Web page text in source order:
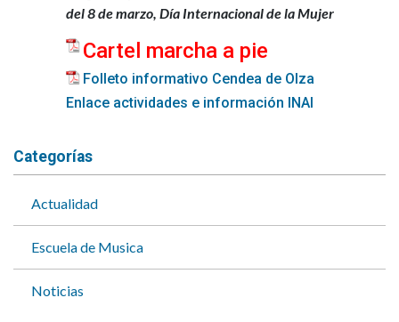
del 8 de marzo, Día Internacional de la Mujer
Cartel marcha a pie
Folleto informativo Cendea de Olza
Enlace actividades e información INAI
Categorías
Actualidad
Escuela de Musica
Noticias